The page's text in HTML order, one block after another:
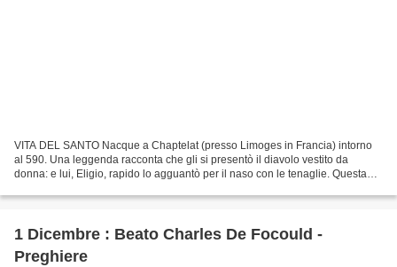
VITA DEL SANTO Nacque a Chaptelat (presso Limoges in Francia) intorno
al 590. Una leggenda racconta che gli si presentò il diavolo vestito da
donna: e lui, Eligio, rapido lo agguantò per il naso con le tenaglie. Questa
1 Dicembre : Beato Charles De Focould -
Preghiere